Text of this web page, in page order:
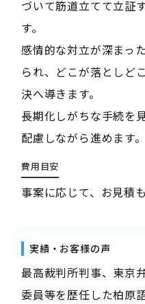
づいて筋道立てて立証
す。
感情的な対立が深まっ
られ、どこが落としど
決へ導きます。
長期化しがちな手続を
配慮しながら進めます。
費用目安
事案に応じて、お見積
実績・お客様の声
最高裁判所判事、東京
委員等を歴任した柏原